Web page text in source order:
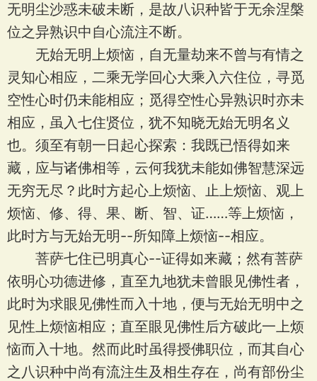
无明尘沙惑未破未断，是故八识种皆于无余涅槃
位之异熟识中自心流注不断。
无始无明上烦恼，自无量劫来不曾与有情之
灵知心相应，二乘无学回心大乘入六住位，寻觅
空性心时仍未能相应；觅得空性心异熟识时亦未
相应，虽入七住贤位，犹不知晓无始无明名义
也。须至有朝一日起心探索：我既已悟得如来
藏，应与诸佛相等，云何我犹未能如佛智慧深远
无穷无尽？此时方起心上烦恼、止上烦恼、观上
烦恼、修、得、果、断、智、证……等上烦恼，
此时方与无始无明--所知障上烦恼--相应。
菩萨七住已明真心--证得如来藏；然有菩萨
依明心功德进修，直至九地犹未曾眼见佛性者，
此时为求眼见佛性而入十地，便与无始无明中之
见性上烦恼相应；直至眼见佛性后方破此一上烦
恼而入十地。然而此时虽得授佛职位，而其自心
之八识种中尚有流注生及相生存在，尚有部份尘